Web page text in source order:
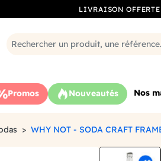
LIVRAISON OFFERTE
Promos Nouveautés Nos
WHY NOT - SODA CRAFT